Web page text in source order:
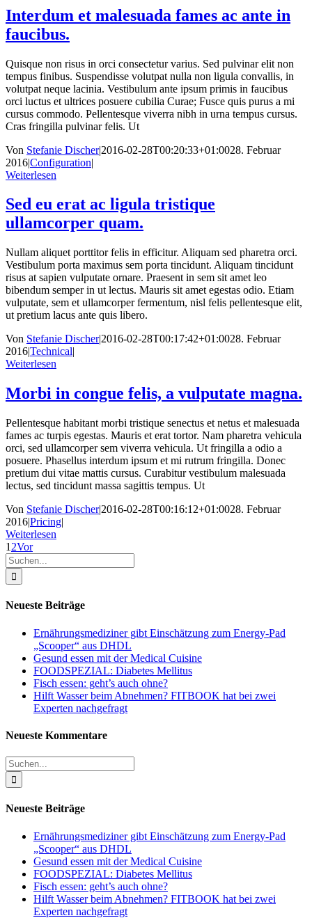
Interdum et malesuada fames ac ante in
faucibus.
Quisque non risus in orci consectetur varius. Sed pulvinar elit non
tempus finibus. Suspendisse volutpat nulla non ligula convallis, in
volutpat neque lacinia. Vestibulum ante ipsum primis in faucibus
orci luctus et ultrices posuere cubilia Curae; Fusce quis purus a mi
cursus commodo. Pellentesque viverra nibh in urna tempus cursus.
Cras fringilla pulvinar felis. Ut
Von Stefanie Discher|2016-02-28T00:20:33+01:0028. Februar
2016|Configuration|
Weiterlesen
Sed eu erat ac ligula tristique
ullamcorper quam.
Nullam aliquet porttitor felis in efficitur. Aliquam sed pharetra orci.
Vestibulum porta maximus sem porta tincidunt. Aliquam tincidunt
risus at sapien vulputate ornare. Praesent in sem sit amet leo
bibendum semper in ut lectus. Mauris sit amet egestas odio. Etiam
vulputate, sem et ullamcorper fermentum, nisl felis pellentesque elit,
ut pretium lacus ante quis libero.
Von Stefanie Discher|2016-02-28T00:17:42+01:0028. Februar
2016|Technical|
Weiterlesen
Morbi in congue felis, a vulputate magna.
Pellentesque habitant morbi tristique senectus et netus et malesuada
fames ac turpis egestas. Mauris et erat tortor. Nam pharetra vehicula
orci, sed ullamcorper sem viverra vehicula. Ut fringilla a odio a
posuere. Phasellus interdum ipsum et mi rutrum fringilla. Donec
pretium dui vitae mattis cursus. Curabitur vestibulum malesuada
lectus, sed tincidunt massa sagittis tempus. Ut
Von Stefanie Discher|2016-02-28T00:16:12+01:0028. Februar
2016|Pricing|
Weiterlesen
1 2Vor
Suche
nach:
Neueste Beiträge
Ernährungsmediziner gibt Einschätzung zum Energy-Pad
„Scooper“ aus DHDL
Gesund essen mit der Medical Cuisine
FOODSPEZIAL: Diabetes Mellitus
Fisch essen: geht’s auch ohne?
Hilft Wasser beim Abnehmen? FITBOOK hat bei zwei
Experten nachgefragt
Neueste Kommentare
Suche
nach:
Neueste Beiträge
Ernährungsmediziner gibt Einschätzung zum Energy-Pad
„Scooper“ aus DHDL
Gesund essen mit der Medical Cuisine
FOODSPEZIAL: Diabetes Mellitus
Fisch essen: geht’s auch ohne?
Hilft Wasser beim Abnehmen? FITBOOK hat bei zwei
Experten nachgefragt